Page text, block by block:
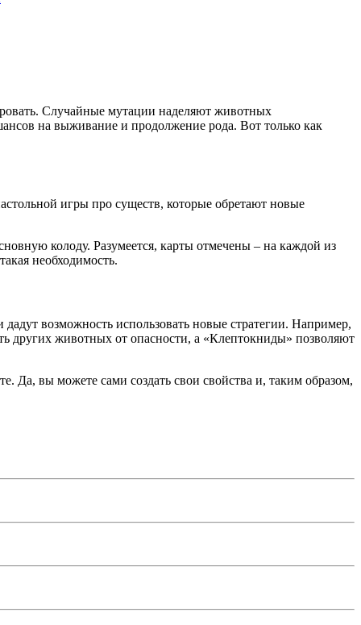
Случайные мутации наделяют животных
на выживание и продолжение рода. Вот только как
игры про существ, которые обретают новые
колоду. Разумеется, карты отмечены – на каждой из
необходимость.
возможность использовать новые стратегии. Например,
других животных от опасности, а «Клептокниды» позволяют
Да, вы можете сами создать свои свойства и, таким образом,